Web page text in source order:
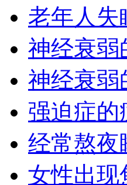
老年人失
神经衰弱
神经衰弱
强迫症的
经常熬夜
女性出现